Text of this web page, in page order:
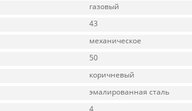
газовый
43
механическое
50
коричневый
эмалированная сталь
4